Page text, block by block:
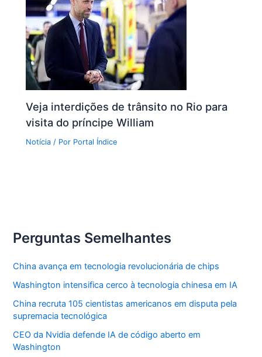
Veja interdições de trânsito no Rio para
visita do príncipe William
Notícia / Por Portal Índice
Perguntas Semelhantes
China avança em tecnologia revolucionária de chips
Washington intensifica cerco à tecnologia chinesa em IA
China recruta 105 cientistas americanos em disputa pela
supremacia tecnológica
CEO da Nvidia defende IA de código aberto em
Washington